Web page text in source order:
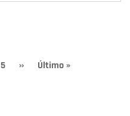
Page
5
Siguiente
››
Última
Último »